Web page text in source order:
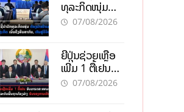
ສ້າງວຽກ 5.000
ຕຳແໜ່ງ
ທຸລະກິດໜຸ່ມ
ຕ້ອງນຳໜ້າແກ້
ສາກົນ, ຫັນສູ່ດິຈິ
ຕອນ
07/08/2026
ຍີ່ປຸ່ນຊ່ວຍເຫຼືອ
ເພີ່ມ 1 ຕື້ເຢນ
ອັບເກຣດ
07/08/2026